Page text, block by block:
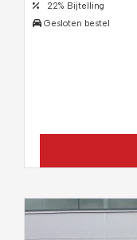
22% Bijtelling
Gesloten bestel